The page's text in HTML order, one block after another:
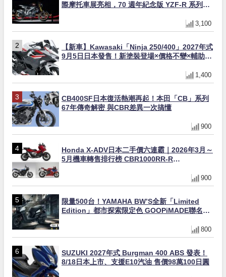
際摩托車展亮相，70 週年紀念版 YZF-R 系列限
3,100
【新車】Kawasaki「Ninja 250/400」2027年式
9月5日日本發售！新塗裝登場×價格不變×輔助滑
1,400
CB400SF日本復活熱潮再起！本田「CB」系列
67年傳奇解密 與CBR差異一次搞懂
900
Honda X-ADV日本二手價六連霸｜2026年3月～
5月機車轉售排行榜 CBR1000RR-R
900
限量500台！YAMAHA BW’S全新「Limited
Edition」都市探索限定色 GOOPiMADE聯名包
800
SUZUKI 2027年式 Burgman 400 ABS 發表！
8/18日本上市、支援E10汽油 售價98萬100日圓